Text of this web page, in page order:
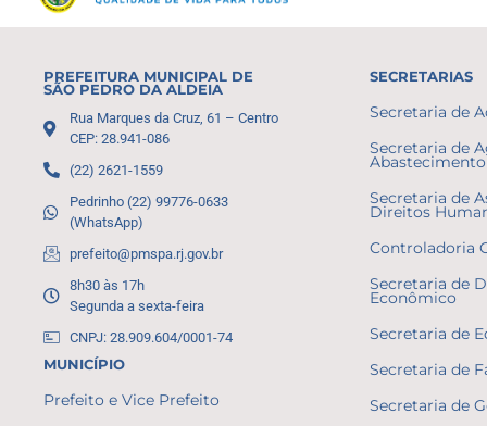
PREFEITURA MUNICIPAL DE
SÃO PEDRO DA ALDEIA
Rua Marques da Cruz, 61 – Centro
CEP: 28.941-086
(22) 2621-1559
Pedrinho (22) 99776-0633
(WhatsApp)
prefeito@pmspa.rj.gov.br
8h30 às 17h
Segunda a sexta-feira
CNPJ: 28.909.604/0001-74
MUNICÍPIO
Prefeito e Vice Prefeito
SECRETARIAS
Secretaria de
Secretaria de
Abastecimento
Secretaria de
Direitos
Controladoria
Secretaria de
Econômico
Secretaria de
Secretaria de
Secretaria de